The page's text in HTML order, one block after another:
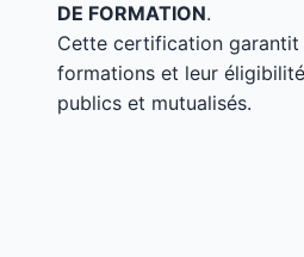
DE FORMATION.
Cette certification garantit
formations et leur
publics et mutualisés.